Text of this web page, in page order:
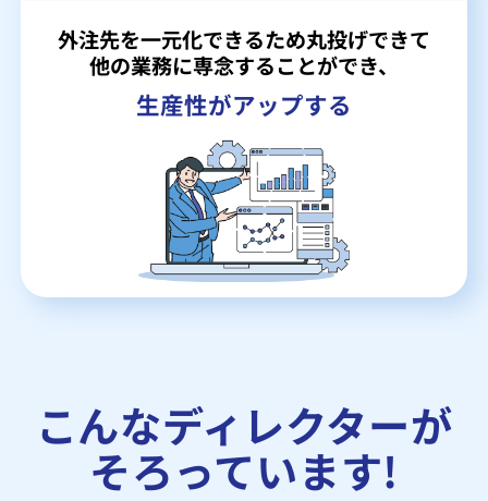
外注先を一元化できるため丸投げできて
他の業務に専念することができ、
生産性がアップする
こんなディレクターが
そろっています!